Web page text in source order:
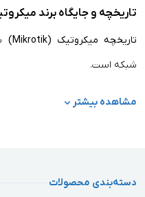
تاریخچه و جایگاه برند
تاریخچه میکروتیک (Mikrotik)
شبکه است.
روتر و مدیریت شبکه این برند شد
مشاهده بیشتر
دسته‌بندی محصولات